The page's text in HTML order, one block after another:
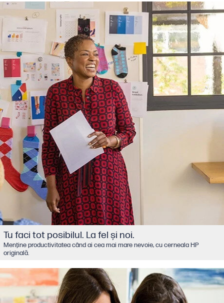
Tu faci tot posibilul. La fel şi noi.
Menţine productivitatea când ai cea mai mare nevoie, cu cerneala HP
originală.